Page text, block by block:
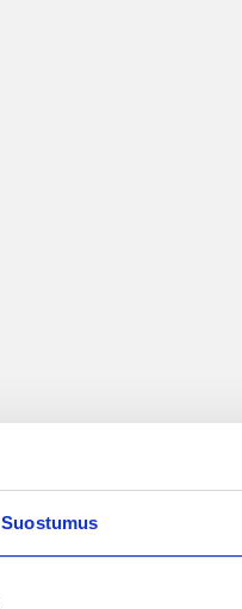
Suostumus